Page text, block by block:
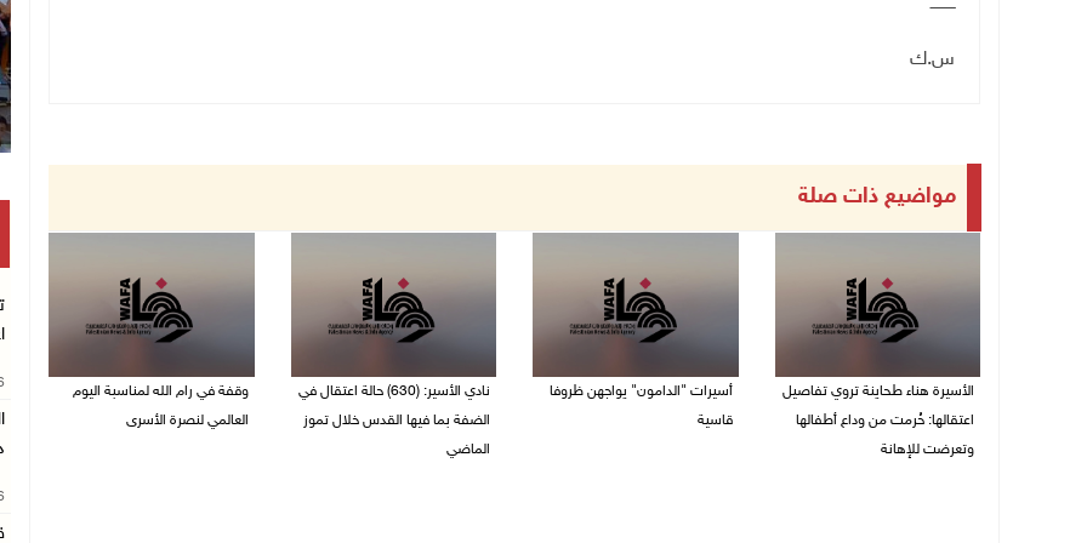
س.ك
مواضيع ذات صلة
الأسيرة هناء طحاينة تروي تفاصيل
اعتقالها: حُرمت من وداع أطفالها
وتعرضت للإهانة
أسيرات "الدامون" يواجهن ظروفا
قاسية
نادي الأسير: (630) حالة اعتقال في
الضفة بما فيها القدس خلال تموز
الماضي
وقفة في رام الله لمناسبة اليوم
العالمي لنصرة الأسرى